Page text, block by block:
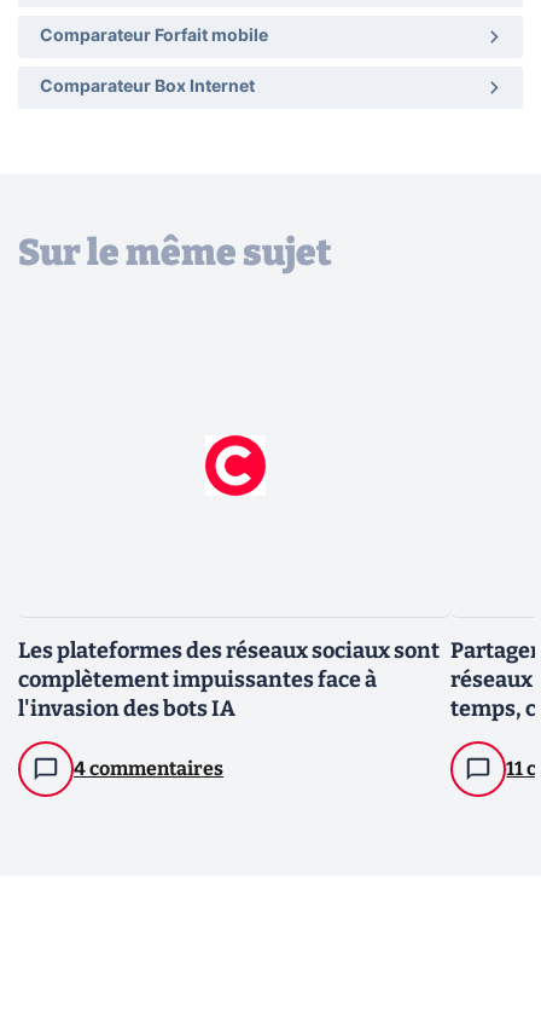
Comparateur Forfait mobile
Comparateur Box Internet
Sur le même sujet
Les plateformes des réseaux sociaux sont
complètement impuissantes face à
l'invasion des bots IA
4 commentaires
réseaux
temps,
11